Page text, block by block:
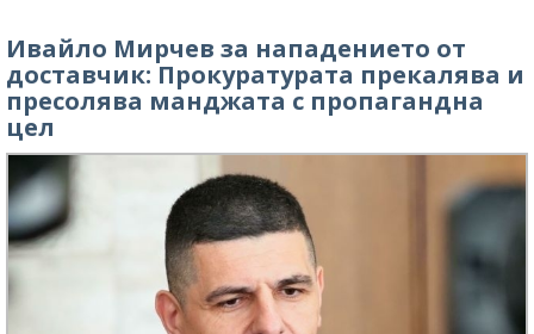
Ивайло Мирчев за нападението от
доставчик: Прокуратурата прекалява и
пресолява манджата с пропагандна
цел